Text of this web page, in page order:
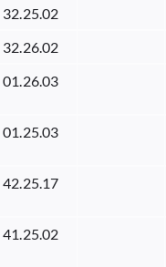
32.25.02
32.26.02
01.26.03
01.25.03
42.25.17
41.25.02